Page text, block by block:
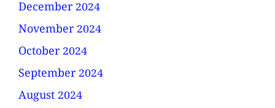
December 2024
November 2024
October 2024
September 2024
August 2024